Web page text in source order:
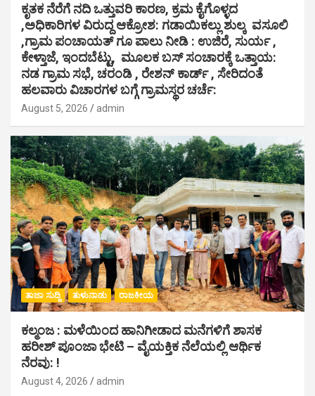
ಕೃತಕ ನೆರೆಗೆ ನದಿ ಒತ್ತುವರಿ ಕಾರಣ, ಕ್ರಮ ಕೈಗೊಳ್ಳದ
,ಅಧಿಕಾರಿಗಳ ವಿರುದ್ದ ಆಕ್ರೋಶ: ಗಡಾಯಿಕಲ್ಲು ಶುಲ್ಕ ವಸೂಲಿ
,ಗ್ರಾಮ ಪಂಚಾಯತ್ ಗೂ ಪಾಲು ನೀಡಿ : ಉಜಿರೆ, ಸುರ್ಯ ,
ಕೇಳ್ತಾಜೆ, ಇಂದಬೆಟ್ಟು, ಮೂಲಕ ಬಸ್ ಸಂಚಾರಕ್ಕೆ ಒತ್ತಾಯ:
ನಡ ಗ್ರಾಮ ಸಭೆ, ಚರಂಡಿ , ರೇಶನ್ ಕಾರ್ಡ್ , ಸೇರಿದಂತೆ
ಹಲವಾರು ವಿಚಾರಗಳ ಬಗ್ಗೆ ಗ್ರಾಮಸ್ಥರ ಚರ್ಚೆ:
August 5, 2026 admin
ತಾಜಾ ಸುದ್ದಿ ತುಳುನಾಡು ರಾಜಕೀಯ
ಕಲ್ಮಂಜ : ಮಳೆಯಿಂದ ಹಾನಿಗೀಡಾದ ಮನೆಗಳಿಗೆ ಶಾಸಕ
ಹರೀಶ್ ಪೂಂಜಾ ಭೇಟಿ – ವೈಯಕ್ತಿಕ ನೆಲೆಯಲ್ಲಿ ಆರ್ಥಿಕ‌
ನೆರವು: !
August 4, 2026 admin